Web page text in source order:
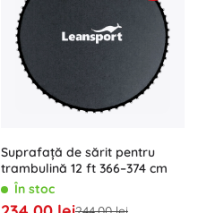
Suprafață de sărit pentru
trambulină 12 ft 366–374 cm
În stoc